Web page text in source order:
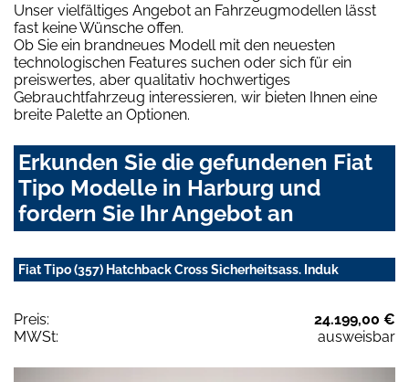
Unser vielfältiges Angebot an Fahrzeugmodellen lässt
fast keine Wünsche offen.
Ob Sie ein brandneues Modell mit den neuesten
technologischen Features suchen oder sich für ein
preiswertes, aber qualitativ hochwertiges
Gebrauchtfahrzeug interessieren, wir bieten Ihnen eine
breite Palette an Optionen.
Erkunden Sie die gefundenen Fiat
Tipo Modelle in Harburg und
fordern Sie Ihr Angebot an
Fiat Tipo (357) Hatchback Cross Sicherheitsass. Induk
Preis:
24.199,00 €
MWSt:
ausweisbar